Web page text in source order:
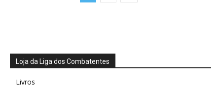
Loja da Liga dos Combatentes
Livros